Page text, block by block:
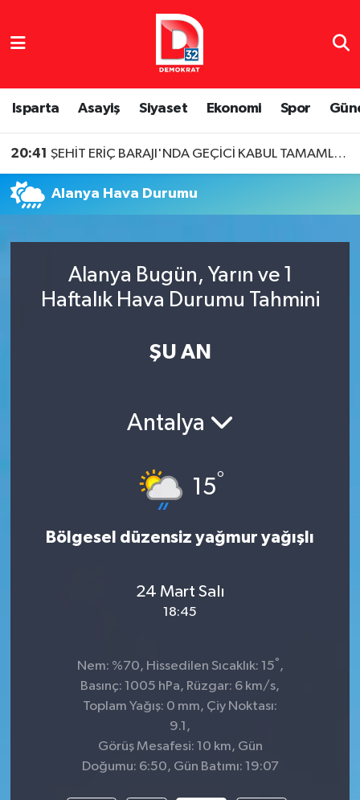
Isparta Asayiş Siyaset Ekonomi Spor
20:41 ŞEHİT ERİÇ BARAJI'NDA GEÇİCİ KABUL TAMAMLANDI
Alanya Hava Durumu
Alanya Bugün, Yarın ve 1
Haftalık Hava Durumu Tahmini
ŞU AN
Antalya
15°
Bölgesel düzensiz yağmur yağışlı
24 Mart Salı
18:45
Nem: %70, Hissedilen Sıcaklık: 15°,
Basınç: 1005 hPa, Rüzgar: 6 km/s,
Toplam Yağış: 0 mm, Çiy Noktası:
9.1,
Görüş Mesafesi: 10 km, Gün
Doğumu: 6:50, Gün Batımı: 19:07
Isparta Nöbetçi Eczaneler
Isparta Hava Durumu
Tüm Manşetler
Son Dakika Haberleri